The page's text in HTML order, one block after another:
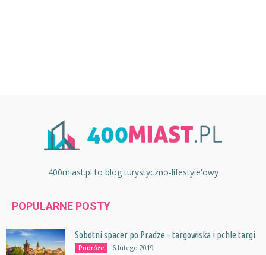
400miast.pl to blog turystyczno-lifestyle'owy
POPULARNE POSTY
Sobotni spacer po Pradze – targowiska i pchle targi
Podróże 6 lutego 2019